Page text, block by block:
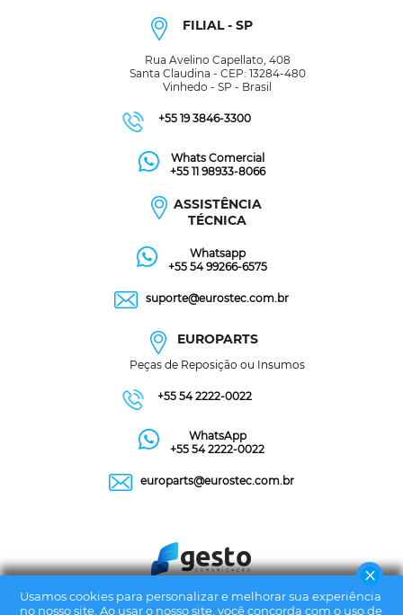
Usamos cookies para personalizar e melhorar sua experiência
no nosso site. Ao usar o nosso site, você concorda com o uso de
FILIAL - SP
Rua Avelino Capellato, 408
Santa Claudina - CEP: 13284-480
Vinhedo - SP - Brasil
+55 19 3846-3300
Whats Comercial
+55 11 98933-8066
ASSISTÊNCIA
TÉCNICA
Whatsapp
+55 54 99266-6575
suporte@eurostec.com.br
EUROPARTS
Peças de Reposição ou Insumos
+55 54 2222-0022
WhatsApp
+55 54 2222-0022
europarts@eurostec.com.br